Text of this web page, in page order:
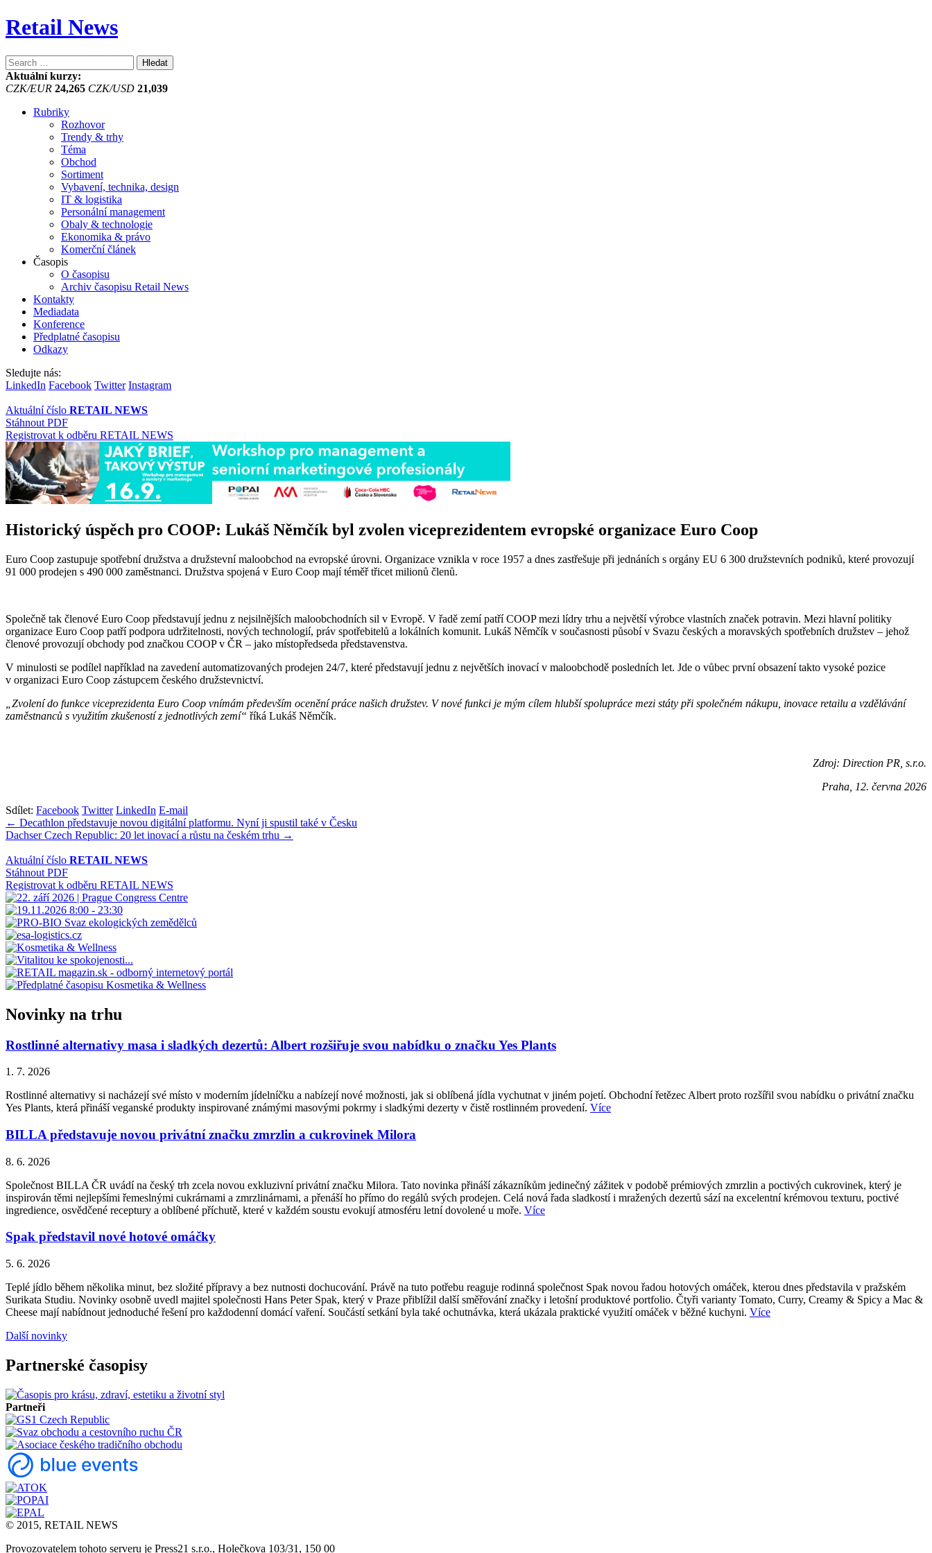
Retail News
Vyhledávání
Aktuální kurzy:
CZK/EUR 24,265 CZK/USD 21,039
Rubriky
Rozhovor
Trendy & trhy
Téma
Obchod
Sortiment
Vybavení, technika, design
IT & logistika
Personální management
Obaly & technologie
Ekonomika & právo
Komerční článek
Časopis
O časopisu
Archiv časopisu Retail News
Kontakty
Mediadata
Konference
Předplatné časopisu
Odkazy
Sledujte nás:
LinkedIn Facebook Twitter Instagram
Aktuální číslo RETAIL NEWS
Stáhnout PDF
Registrovat k odběru RETAIL NEWS
Historický úspěch pro COOP: Lukáš Němčík byl zvolen viceprezidentem evropské organizace Euro Coop
Euro Coop zastupuje spotřební družstva a družstevní maloobchod na evropské úrovni. Organizace vznikla v roce 1957 a dnes zastřešuje při jednáních s orgány EU 6 300 družstevních podniků, které provozují
91 000 prodejen s 490 000 zaměstnanci. Družstva spojená v Euro Coop mají téměř třicet milionů členů.
Společně tak členové Euro Coop představují jednu z nejsilnějších maloobchodních sil v Evropě. V řadě zemí patří COOP mezi lídry trhu a největší výrobce vlastních značek potravin. Mezi hlavní politiky
organizace Euro Coop patří podpora udržitelnosti, nových technologií, práv spotřebitelů a lokálních komunit. Lukáš Němčík v současnosti působí v Svazu českých a moravských spotřebních družstev – jehož
členové provozují obchody pod značkou COOP v ČR – jako místopředseda představenstva.
V minulosti se podílel například na zavedení automatizovaných prodejen 24/7, které představují jednu z největších inovací v maloobchodě posledních let. Jde o vůbec první obsazení takto vysoké pozice
v organizaci Euro Coop zástupcem českého družstevnictví.
„Zvolení do funkce viceprezidenta Euro Coop vnímám především ocenění práce našich družstev. V nové funkci je mým cílem hlubší spolupráce mezi státy při společném nákupu, inovace retailu a vzdělávání
zaměstnanců s využitím zkušeností z jednotlivých zemí“ říká Lukáš Němčík.
Zdroj: Direction PR, s.r.o.
Praha, 12. června 2026
Sdílet: Facebook Twitter LinkedIn E-mail
Navigace
pro
příspěvek
← Decathlon představuje novou digitální platformu. Nyní ji spustil také v Česku
Dachser Czech Republic: 20 let inovací a růstu na českém trhu →
Aktuální číslo RETAIL NEWS
Stáhnout PDF
Registrovat k odběru RETAIL NEWS
Novinky na trhu
Rostlinné alternativy masa i sladkých dezertů: Albert rozšiřuje svou nabídku o značku Yes Plants
1. 7. 2026
Rostlinné alternativy si nacházejí své místo v moderním jídelníčku a nabízejí nové možnosti, jak si oblíbená jídla vychutnat v jiném pojetí. Obchodní řetězec Albert proto rozšířil svou nabídku o privátní značku
Yes Plants, která přináší veganské produkty inspirované známými masovými pokrmy i sladkými dezerty v čistě rostlinném provedení. Více
BILLA představuje novou privátní značku zmrzlin a cukrovinek Milora
8. 6. 2026
Společnost BILLA ČR uvádí na český trh zcela novou exkluzivní privátní značku Milora. Tato novinka přináší zákazníkům jedinečný zážitek v podobě prémiových zmrzlin a poctivých cukrovinek, který je
inspirován těmi nejlepšími řemeslnými cukrárnami a zmrzlinárnami, a přenáší ho přímo do regálů svých prodejen. Celá nová řada sladkostí i mražených dezertů sází na excelentní krémovou texturu, poctivé
ingredience, osvědčené receptury a oblíbené příchutě, které v každém soustu evokují atmosféru letní dovolené u moře. Více
Spak představil nové hotové omáčky
5. 6. 2026
Teplé jídlo během několika minut, bez složité přípravy a bez nutnosti dochucování. Právě na tuto potřebu reaguje rodinná společnost Spak novou řadou hotových omáček, kterou dnes představila v pražském
Surikata Studiu. Novinky osobně uvedl majitel společnosti Hans Peter Spak, který v Praze přiblížil další směřování značky i letošní produktové portfolio. Čtyři varianty Tomato, Curry, Creamy & Spicy a Mac &
Cheese mají nabídnout jednoduché řešení pro každodenní domácí vaření. Součástí setkání byla také ochutnávka, která ukázala praktické využití omáček v běžné kuchyni. Více
Další novinky
Partnerské časopisy
Partneři
© 2015, RETAIL NEWS
Provozovatelem tohoto serveru je Press21 s.r.o., Holečkova 103/31, 150 00